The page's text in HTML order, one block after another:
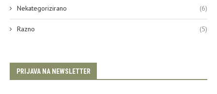
Nekategorizirano (6)
Razno (5)
PRIJAVA NA NEWSLETTER